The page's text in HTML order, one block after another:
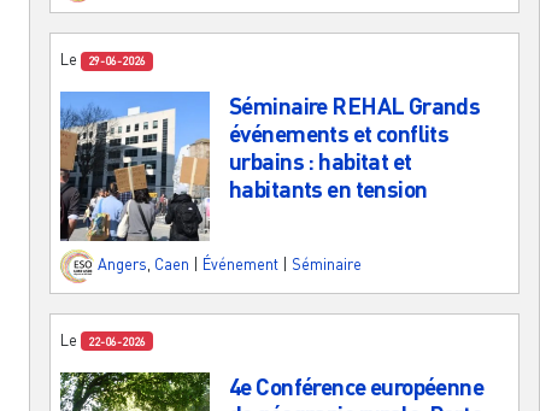
Le 29-06-2026
Séminaire REHAL Grands
événements et conflits
urbains : habitat et
habitants en tension
Angers Caen Événement Séminaire
Le 22-06-2026
4e Conférence européenne